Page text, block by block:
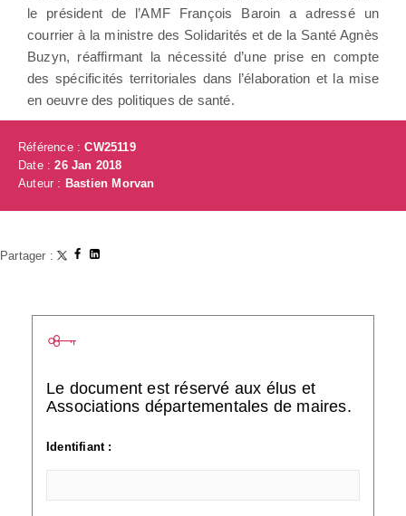
le président de l’AMF François Baroin a adressé un
courrier à la ministre des Solidarités et de la Santé Agnès
Buzyn, réaffirmant la nécessité d’une prise en compte
des spécificités territoriales dans l’élaboration et la mise
en oeuvre des politiques de santé.
Référence :CW25119
Date :26 Jan 2018
Auteur : Bastien Morvan
Partager :
Le document est réservé aux élus et
Associations départementales de maires.
Identifiant :